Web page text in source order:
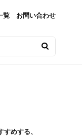
覧 お問い合わせ
めする、